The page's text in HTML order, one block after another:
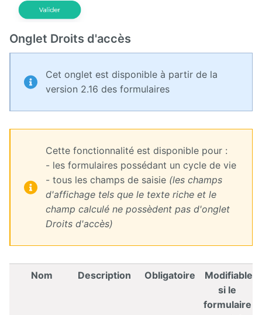
Onglet Droits d'accès
Cet onglet est disponible à partir de la
version 2.16 des formulaires
Cette fonctionnalité est disponible pour :
- les formulaires possédant un cycle de vie
- tous les champs de saisie (les champs
d'affichage tels que le texte riche et le
champ calculé ne possèdent pas d'onglet
Droits d'accès)
Nom Description Obligatoire
Modifiable
si le
formulaire